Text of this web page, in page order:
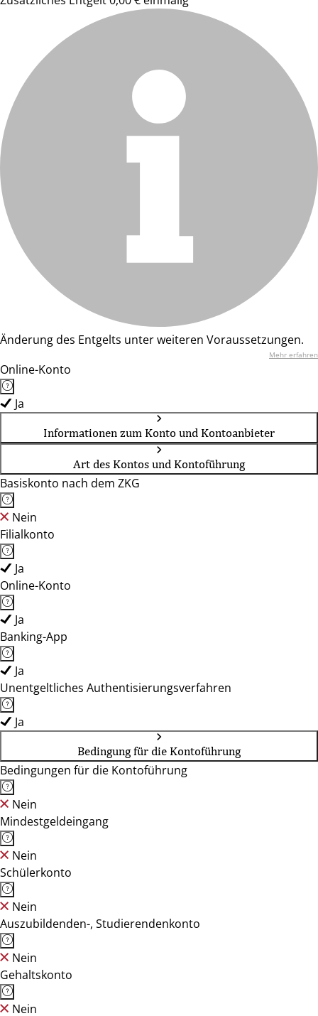
Änderung des Entgelts unter weiteren Voraussetzungen.
Mehr erfahren
Online-Konto
Ja
Informationen zum Konto und Kontoanbieter
Art des Kontos und Kontoführung
Basiskonto nach dem ZKG
Nein
Filialkonto
Ja
Online-Konto
Ja
Banking-App
Ja
Unentgeltliches Authentisierungsverfahren
Ja
Bedingung für die Kontoführung
Bedingungen für die Kontoführung
Nein
Mindestgeldeingang
Nein
Schülerkonto
Nein
Auszubildenden-, Studierendenkonto
Nein
Gehaltskonto
Nein